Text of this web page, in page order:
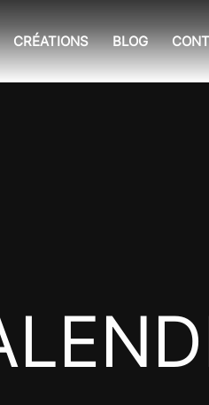
CRÉATIONS BLOG